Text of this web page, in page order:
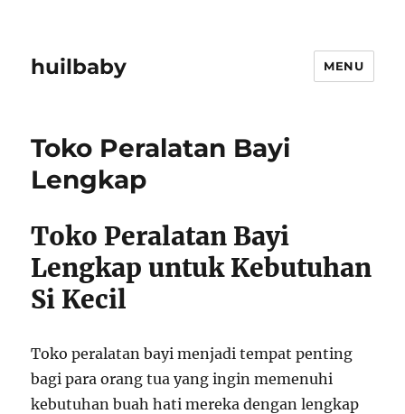
huilbaby MENU
Toko Peralatan Bayi
Lengkap
Toko Peralatan Bayi
Lengkap untuk Kebutuhan
Si Kecil
Toko peralatan bayi menjadi tempat penting
bagi para orang tua yang ingin memenuhi
kebutuhan buah hati mereka dengan lengkap